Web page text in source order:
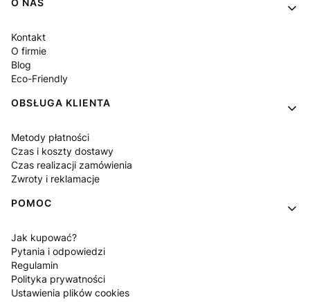
Linki w stopce
O NAS
Kontakt
O firmie
Blog
Eco-Friendly
OBSŁUGA KLIENTA
Metody płatności
Czas i koszty dostawy
Czas realizacji zamówienia
Zwroty i reklamacje
POMOC
Jak kupować?
Pytania i odpowiedzi
Regulamin
Polityka prywatności
Ustawienia plików cookies